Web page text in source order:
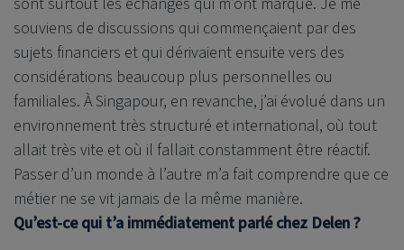
souviens de discussions qui commençaient par des
sujets financiers et qui dérivaient ensuite vers des
considérations beaucoup plus personnelles ou
familiales. À Singapour, en revanche, j’ai évolué dans un
environnement très structuré et international, où tout
allait très vite et où il fallait constamment être réactif.
Passer d’un monde à l’autre m’a fait comprendre que ce
métier ne se vit jamais de la même manière.
Qu’est-ce qui t’a immédiatement parlé chez Delen ?